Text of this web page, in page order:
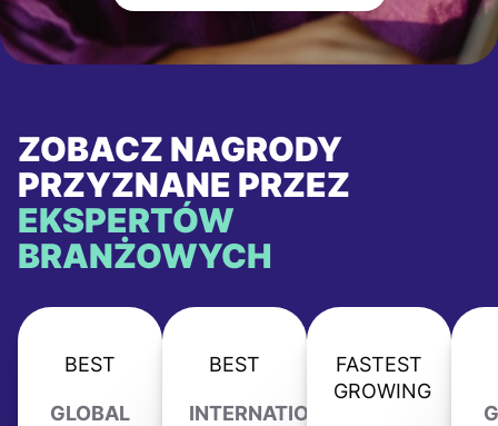
ZOBACZ NAGRODY
PRZYZNANE PRZEZ
EKSPERTÓW
BRANŻOWYCH
BEST
GLOBAL
BEST
INTERNATIONAL
FASTEST
GROWING